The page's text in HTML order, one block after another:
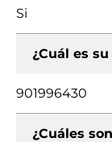
Si
¿Cuál es su
901996430
¿Cuáles